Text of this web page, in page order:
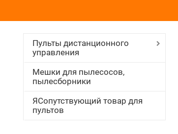
Пульты дистанционного
управления
Мешки для пылесосов,
пылесборники
ЯСопутствующий товар для
пультов